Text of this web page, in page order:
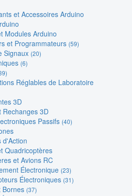
et Accessoires Arduino
Modules Arduino
et Programmateurs (59)
Signaux (20)
(6)
Réglables de Laboratoire
3D
Rechanges 3D
Passifs (40)
d'Action
Quadricoptères
et Avions RC
Électronique (23)
Électroniques (31)
Bornes (37)